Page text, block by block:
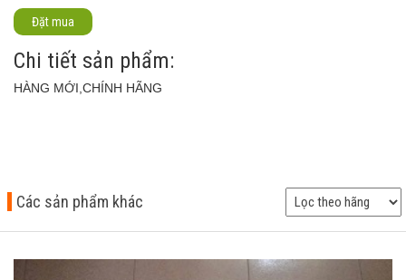
Đặt mua
Chi tiết sản phẩm:
HÀNG MỚI,CHÍNH HÃNG
Các sản phẩm khác